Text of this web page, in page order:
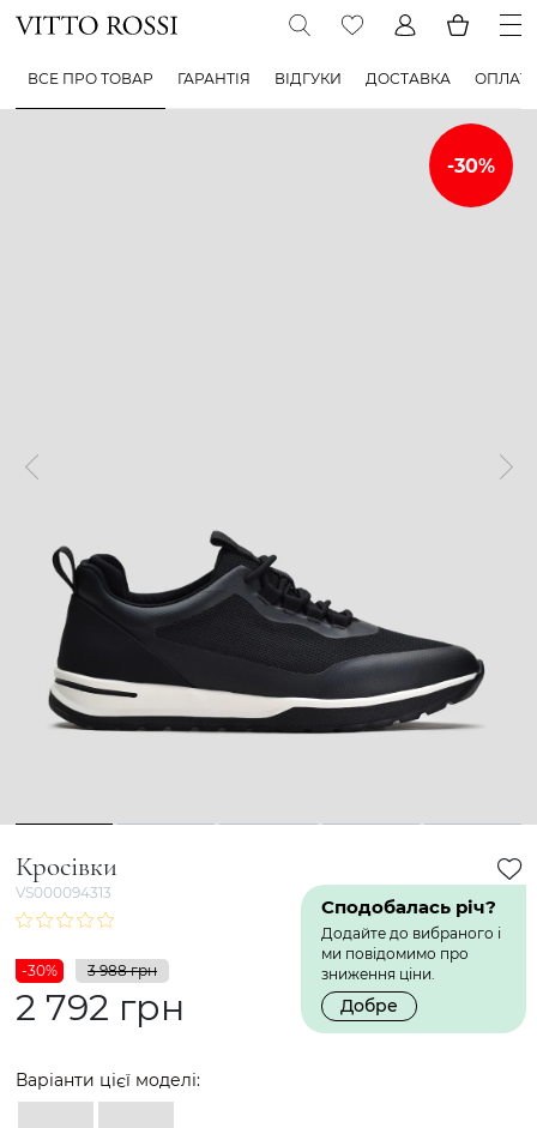
ВСЕ ПРО ТОВАР ГАРАНТІЯ ВІДГУКИ ДОСТАВКА
1 2 3 4 5
Кросівки
VS000094313
Сподобалась річ?
Додайте до вибраного і
ми повідомимо про
зниження ціни.
Добре
-30% 3 988 грн
2 792 грн
Варіанти цієї моделі: